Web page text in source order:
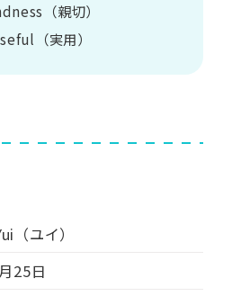
（親切）
（実用）​
（ユイ）
25日